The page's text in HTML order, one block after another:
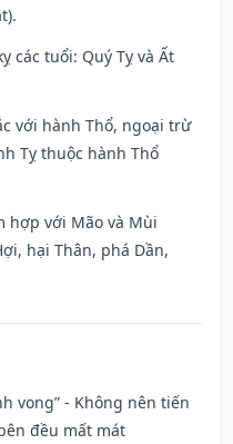
các tuổi: Quý Tỵ và Ất
với hành Thổ, ngoại trừ
Tỵ thuộc hành Thổ
hợp với Mão và Mùi
hại Thân, phá Dần,
vong” - Không nên tiến
đều mất mát